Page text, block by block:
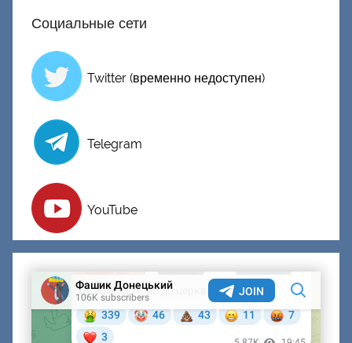
Социальные сети
Twitter (временно недоступен)
Telegram
YouTube